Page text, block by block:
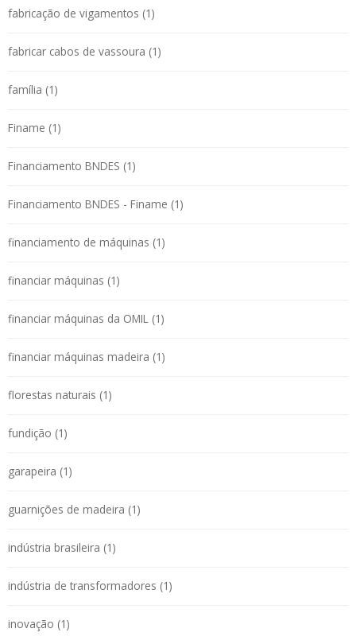
fabricação de vigamentos (1)
fabricar cabos de vassoura (1)
família (1)
Finame (1)
Financiamento BNDES (1)
Financiamento BNDES - Finame (1)
financiamento de máquinas (1)
financiar máquinas (1)
financiar máquinas da OMIL (1)
financiar máquinas madeira (1)
florestas naturais (1)
fundição (1)
garapeira (1)
guarnições de madeira (1)
indústria brasileira (1)
indústria de transformadores (1)
inovação (1)